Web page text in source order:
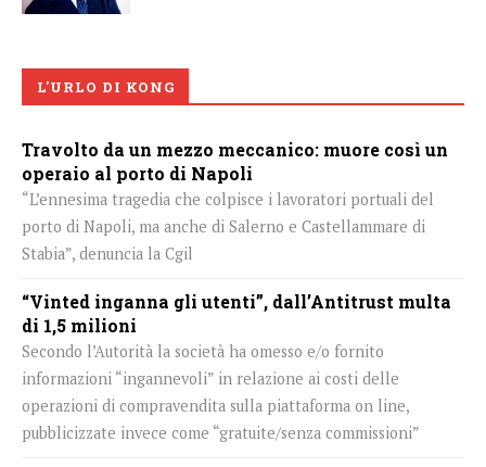
L'URLO DI KONG
Travolto da un mezzo meccanico: muore così un
operaio al porto di Napoli
“L’ennesima tragedia che colpisce i lavoratori portuali del
porto di Napoli, ma anche di Salerno e Castellammare di
Stabia”, denuncia la Cgil
“Vinted inganna gli utenti”, dall’Antitrust multa
di 1,5 milioni
Secondo l’Autorità la società ha omesso e/o fornito
informazioni “ingannevoli” in relazione ai costi delle
operazioni di compravendita sulla piattaforma on line,
pubblicizzate invece come “gratuite/senza commissioni”